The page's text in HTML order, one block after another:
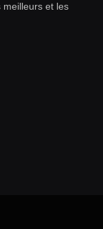
meilleurs et les